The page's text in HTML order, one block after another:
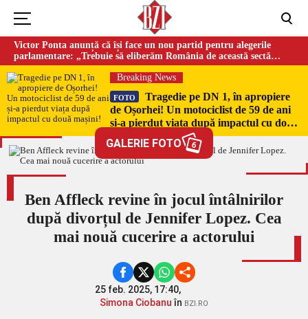
Victor Ponta anunță că își face un nou partid pentru alegerile
parlamentare: „Trebuie să eliberăm România de această sectă
globalistă”
Breaking News
FOTO
Tragedie pe DN 1, în apropiere
de Oșorhei! Un motociclist de 59 de ani
și-a pierdut viața după impactul cu două
GALERIE FOTO 6
Ben Affleck revine în jocul întâlnirilor
după divorțul de Jennifer Lopez. Cea
mai nouă cucerire a actorului
25 feb. 2025, 17:40,
Simona Ciobanuîn BZI.RO